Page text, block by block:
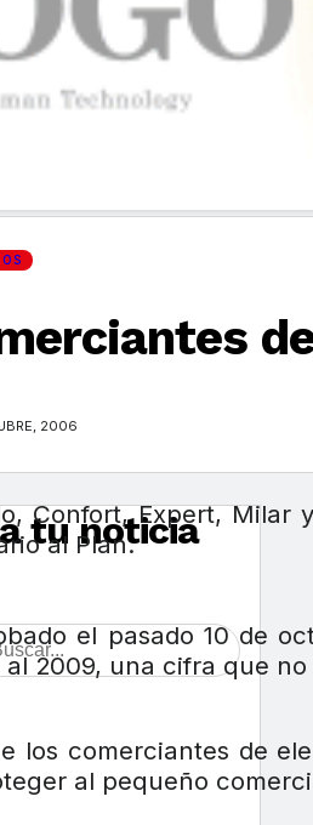
tu noticia
2006
Confort, Expert,
al Plan.
el pasado 10 de
2009, una cifra que
los comerciantes de
al pequeño